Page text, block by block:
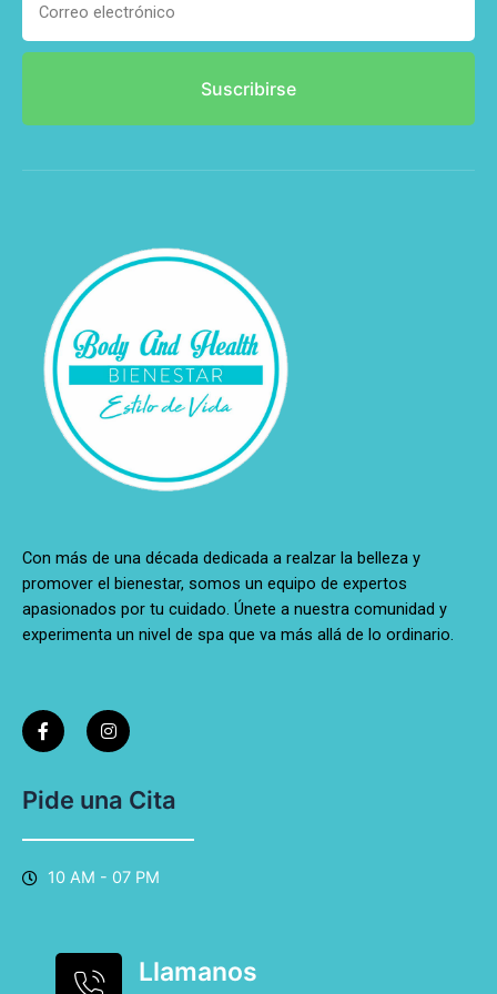
Suscribirse
Con más de una década dedicada a realzar la belleza y
promover el bienestar, somos un equipo de expertos
apasionados por tu cuidado. Únete a nuestra comunidad y
experimenta un nivel de spa que va más allá de lo ordinario.
F
a
c
e
o
o
-
I
n
s
t
g
r
m
Pide una Cita
10 AM - 07 PM
Llamanos